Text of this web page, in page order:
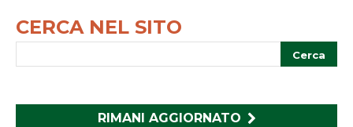
CERCA NEL SITO
RIMANI AGGIORNATO